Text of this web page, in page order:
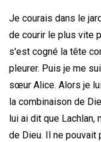
Je courais dans le
de courir le plus vite
s'est cogné la tête
pleurer. Puis je me
sœur Alice. Alors je
la combinaison de
lui ai dit que
de Dieu. Il ne pouvait